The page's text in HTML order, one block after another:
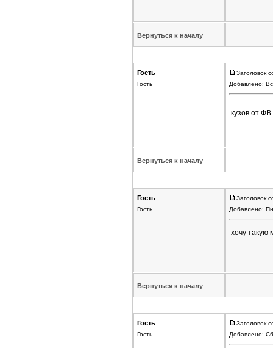
Вернуться к началу
Гость
Гость
Заголовок
Добавлено:
кузов от
Вернуться к началу
Гость
Гость
Заголовок
Добавлено:
хочу такую
Вернуться к началу
Гость
Гость
Заголовок
Добавлено: